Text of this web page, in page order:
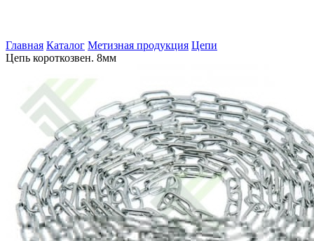
Главная Каталог Метизная продукция Цепи
Цепь короткозвен. 8мм